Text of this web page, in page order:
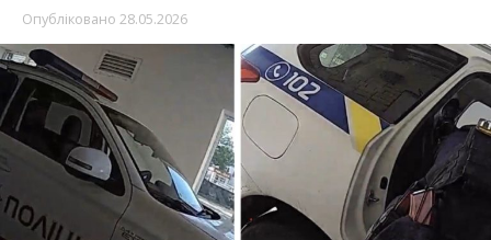
Опубліковано 28.05.2026